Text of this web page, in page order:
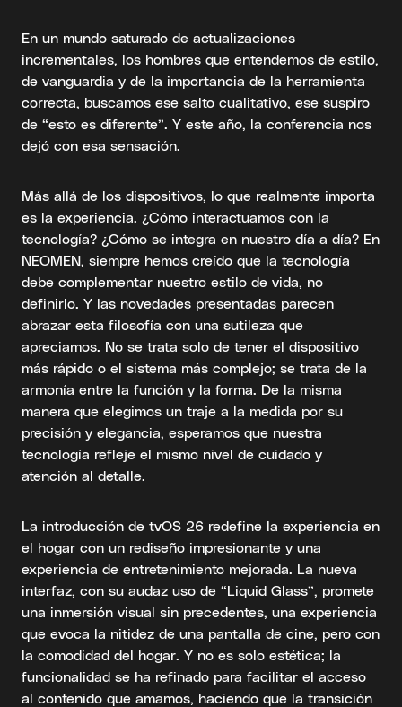
En un mundo saturado de actualizaciones
incrementales, los hombres que entendemos de estilo,
de vanguardia y de la importancia de la herramienta
correcta, buscamos ese salto cualitativo, ese suspiro
de “esto es diferente”. Y este año, la conferencia nos
dejó con esa sensación.
Más allá de los dispositivos, lo que realmente importa
es la experiencia. ¿Cómo interactuamos con la
tecnología? ¿Cómo se integra en nuestro día a día? En
NEOMEN, siempre hemos creído que la tecnología
debe complementar nuestro estilo de vida, no
definirlo. Y las novedades presentadas parecen
abrazar esta filosofía con una sutileza que
apreciamos. No se trata solo de tener el dispositivo
más rápido o el sistema más complejo; se trata de la
armonía entre la función y la forma. De la misma
manera que elegimos un traje a la medida por su
precisión y elegancia, esperamos que nuestra
tecnología refleje el mismo nivel de cuidado y
atención al detalle.
La introducción de tvOS 26 redefine la experiencia en
el hogar con un rediseño impresionante y una
experiencia de entretenimiento mejorada. La nueva
interfaz, con su audaz uso de “Liquid Glass”, promete
una inmersión visual sin precedentes, una experiencia
que evoca la nitidez de una pantalla de cine, pero con
la comodidad del hogar. Y no es solo estética; la
funcionalidad se ha refinado para facilitar el acceso
al contenido que amamos, haciendo que la transición